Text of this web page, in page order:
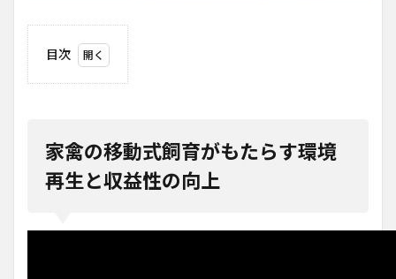
目次
飼育
がも
たら
す環
家禽の移動式飼育がもたらす環境
再生と収益性の向上